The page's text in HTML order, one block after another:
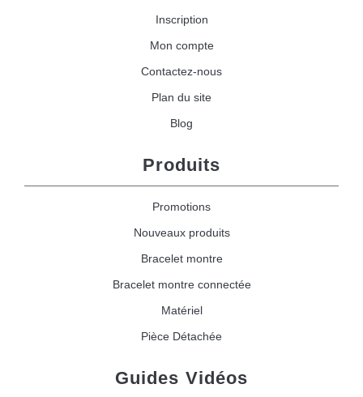
Inscription
Mon compte
Contactez-nous
Plan du site
Blog
Produits
Promotions
Nouveaux produits
Bracelet montre
Bracelet montre connectée
Matériel
Pièce Détachée
Guides Vidéos